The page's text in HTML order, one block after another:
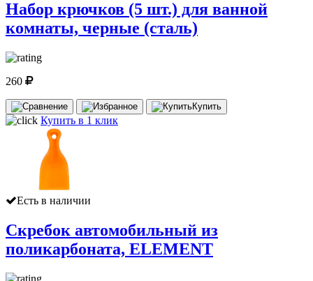
Набор крючков (5 шт.) для ванной
комнаты, черные (сталь)
260
Купить
Купить в 1 клик
Есть в наличии
Скребок автомобильный из
поликарбоната, ELEMENT